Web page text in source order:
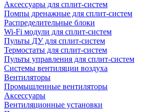
Аксессуары для сплит-систем
Помпы дренажные для сплит-систем
Распределительные блоки
Wi-Fi модули для сплит-систем
Пульты ДУ для сплит-систем
Термостаты для сплит-систем
Пульты управления для сплит-систем
Системы вентиляции воздуха
Вентиляторы
Промышленные вентиляторы
Аксессуары
Вентиляционные установки